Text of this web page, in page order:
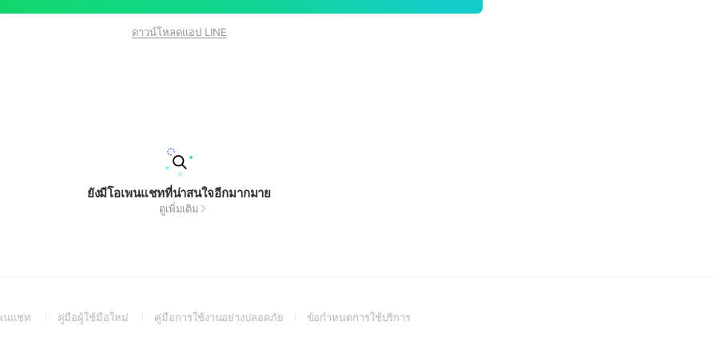
ดาวน์โหลดแอป LINE
ยังมีโอเพนแชทที่น่าสนใจอีกมากมาย
ดูเพิ่มเติม
นแชท
(Openคู่มือผู้ใช้มือใหม่
(Openคู่มือการใช้งานอย่างปลอดภัย(Openข้อกำหนดการใช้บริการ(Open